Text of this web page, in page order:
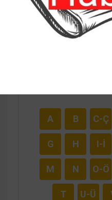
A B C-Ç
G H I-İ
M N O-Ö
T U-Ü